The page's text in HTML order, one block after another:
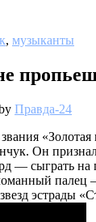
, музыканты
Правда-24
«Золотая
Он
— сыграть на
палец
эстрады